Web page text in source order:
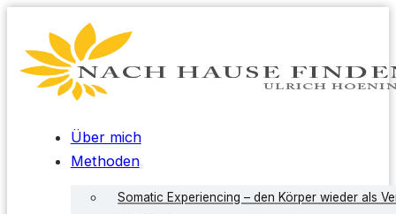
Über mich
Methoden
Somatic Experiencing – den Körper wieder als